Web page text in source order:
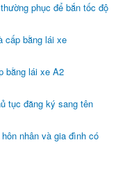
phục để bắn tốc độ
cấp bằng lái xe
bằng lái xe A2
tục đăng ký sang tên
nhân và gia đình có